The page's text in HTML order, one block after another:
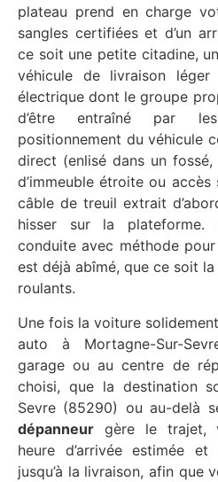
plateau prend en charge
sangles certifiées et d’un
ce soit une petite citadine,
véhicule de livraison
électrique dont le groupe
d’être entraîné par
positionnement du véhicule
direct (enlisé dans un
d’immeuble étroite ou
câble de treuil extrait
hisser sur la plateforme.
conduite avec méthode
est déjà abîmé, que ce soit
roulants.
Une fois la voiture
auto à Mortagne-Sur-
garage ou au centre de
choisi, que la destination
Sevre (85290) ou au-delà
dépanneur gère le trajet,
heure d’arrivée estimée
jusqu’à la livraison, afin que